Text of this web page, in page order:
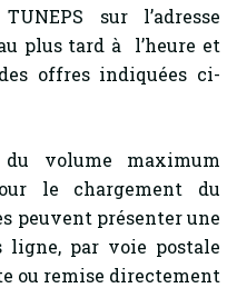
sur l’adresse
plus tard à l’heure et
offres indiquées ci-
volume maximum
le chargement du
peuvent présenter une
par voie postale
ou remise directement